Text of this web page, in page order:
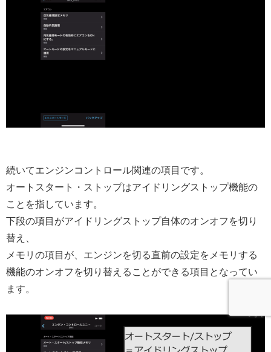
続いてエンジンコントロール関連の項目です。
オートスタート・ストップはアイドリングストップ機能の
ことを指しています。
下段の項目がアイドリングストップ自体のオンオフを切り
替え、
メモリの項目が、エンジンを切る直前の設定をメモリする
機能のオンオフを切り替えることができる項目となってい
ます。